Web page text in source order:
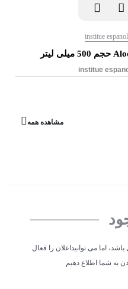
institue
مشاهده همه
اما می توانیداعلان را فعال
به شما اطلاع دهیم